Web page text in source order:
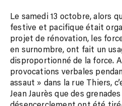
Le samedi 13 octobre, alors
festive et pacifique était
projet de rénovation, les
en surnombre, ont fait un
disproportionné de la force.
provocations verbales
assaut » dans la rue Thiers,
Jean Jaurès que des